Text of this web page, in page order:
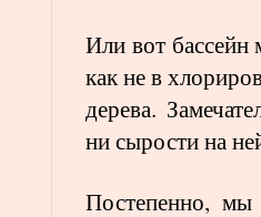
Или вот
как не в
дерева.
ни сырости на
Постепенно,